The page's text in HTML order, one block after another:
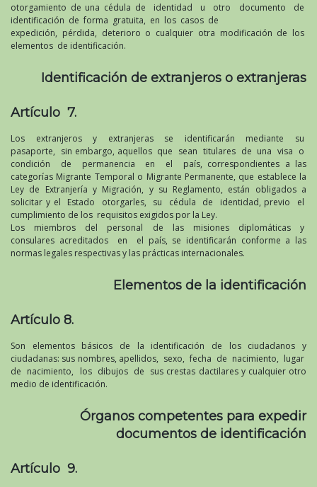
otorgamiento de una cédula de identidad u otro documento de
identificación de forma gratuita, en los casos de
expedición, pérdida, deterioro o cualquier otra modificación de los
elementos de identificación.
Identificación de extranjeros o extranjeras
Artículo 7.
Los extranjeros y extranjeras se identificarán mediante su
pasaporte, sin embargo, aquellos que sean titulares de una visa o
condición de permanencia en el país, correspondientes a las
categorías Migrante Temporal o Migrante Permanente, que establece la
Ley de Extranjería y Migración, y su Reglamento, están obligados a
solicitar y el Estado otorgarles, su cédula de identidad, previo el
cumplimiento de los requisitos exigidos por la Ley.
Los miembros del personal de las misiones diplomáticas y
consulares acreditados en el país, se identificarán conforme a las
normas legales respectivas y las prácticas internacionales.
Elementos de la identificación
Artículo 8.
Son elementos básicos de la identificación de los ciudadanos y
ciudadanas: sus nombres, apellidos, sexo, fecha de nacimiento, lugar
de nacimiento, los dibujos de sus crestas dactilares y cualquier otro
medio de identificación.
Órganos competentes para expedir
documentos de identificación
Artículo 9.